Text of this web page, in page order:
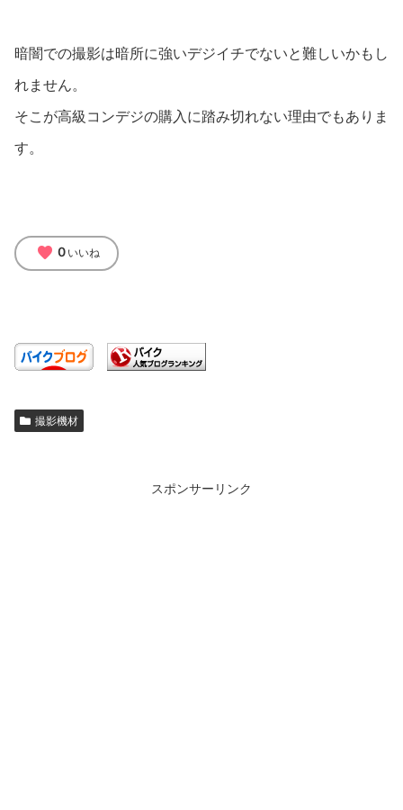
暗闇での撮影は暗所に強いデジイチでないと難しいかもし
れません。
そこが高級コンデジの購入に踏み切れない理由でもありま
す。
favorite 0 いいね
撮影機材
スポンサーリンク